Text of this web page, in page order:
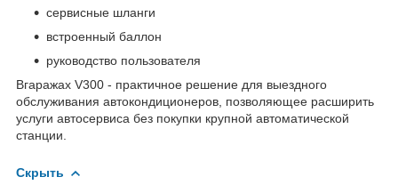
сервисные шланги
встроенный баллон
руководство пользователя
Вгаражах V300 - практичное решение для выездного
обслуживания автокондиционеров, позволяющее расширить
услуги автосервиса без покупки крупной автоматической
станции.
Скрыть